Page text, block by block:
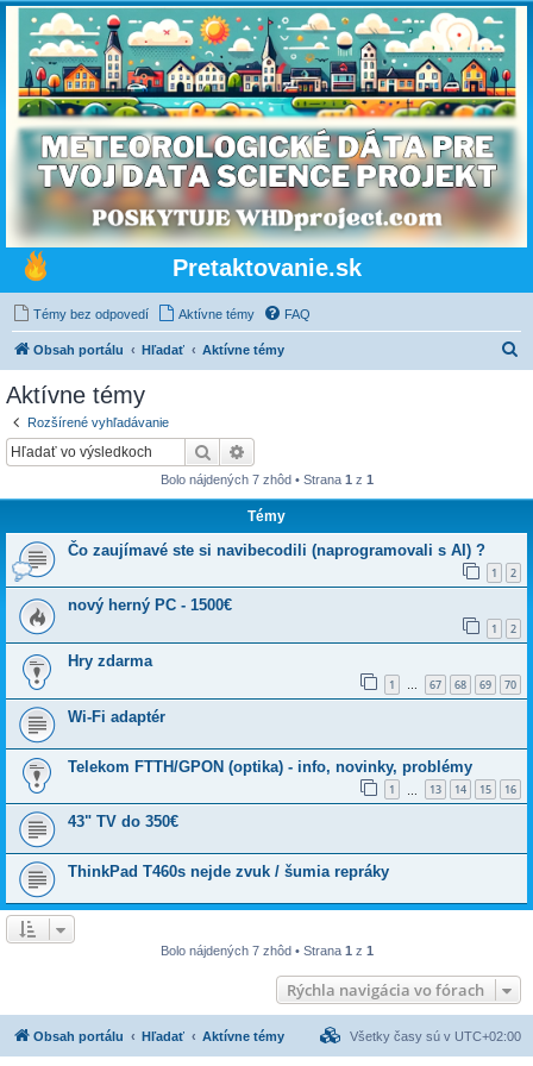
Pretaktovanie.sk
Témy bez odpovedí Aktívne témy FAQ
Obsah portálu Hľadať Aktívne témy
Aktívne témy
Rozšírené vyhľadávanie
Hľadať
Bolo nájdených 7 zhôd • Strana 1 z 1
Témy
Čo zaujímavé ste si navibecodili (naprogramovali s AI) ?
1 2
nový herný PC - 1500€
1 2
Hry zdarma
1 … 67 68 69 70
Wi-Fi adaptér
Telekom FTTH/GPON (optika) - info, novinky, problémy
1 13 14 15 16
43" TV do 350€
ThinkPad T460s nejde zvuk / šumia repráky
Bolo nájdených 7 zhôd • Strana 1 z 1
Rýchla navigácia vo fórach
Obsah portálu Hľadať Aktívne témy Všetky časy sú v UTC+02:00